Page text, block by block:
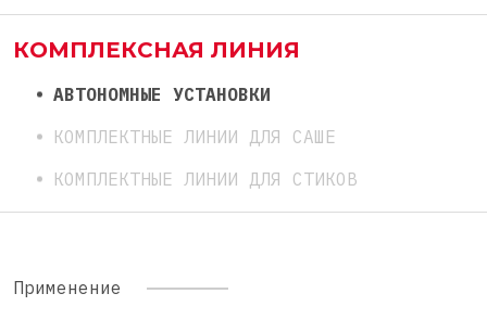
КОМПЛЕКСНАЯ ЛИНИЯ
АВТОНОМНЫЕ УСТАНОВКИ
КОМПЛЕКТНЫЕ ЛИНИИ ДЛЯ САШЕ
КОМПЛЕКТНЫЕ ЛИНИИ ДЛЯ СТИКОВ
Применение